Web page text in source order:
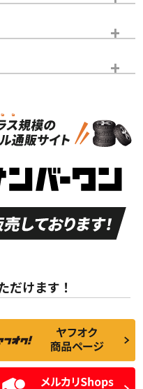
断しておりますので、あら
さい。
新車外し品（新古
付き
走行距離も少なく、
非常に状態の良い中
古品
んどない中古品
られるが、使用に問
題のない中古品
D
残り溝も少なく、偏
磨耗がみられ、短期
だけます！